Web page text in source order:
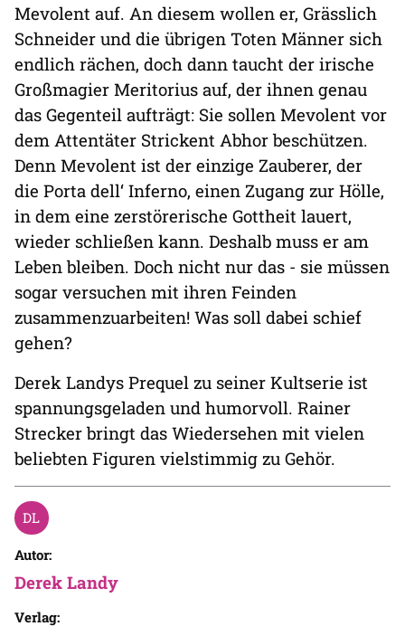
Mevolent auf. An diesem wollen er, Grässlich
Schneider und die übrigen Toten Männer sich
endlich rächen, doch dann taucht der irische
Großmagier Meritorius auf, der ihnen genau
das Gegenteil aufträgt: Sie sollen Mevolent vor
dem Attentäter Strickent Abhor beschützen.
Denn Mevolent ist der einzige Zauberer, der
die Porta dell‘ Inferno, einen Zugang zur Hölle,
in dem eine zerstörerische Gottheit lauert,
wieder schließen kann. Deshalb muss er am
Leben bleiben. Doch nicht nur das - sie müssen
sogar versuchen mit ihren Feinden
zusammenzuarbeiten! Was soll dabei schief
gehen?
Derek Landys Prequel zu seiner Kultserie ist
spannungsgeladen und humorvoll. Rainer
Strecker bringt das Wiedersehen mit vielen
beliebten Figuren vielstimmig zu Gehör.
Autor:
Derek Landy
Verlag: